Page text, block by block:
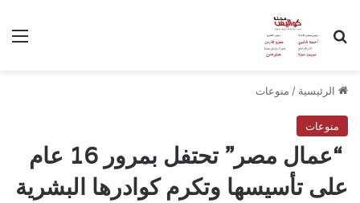
بحث عن
الرئيسية / منوعات
منوعات
“عمال مصر” تحتفل بمرور 16 عام
على تأسيسها وتكرم كوادرها البشرية